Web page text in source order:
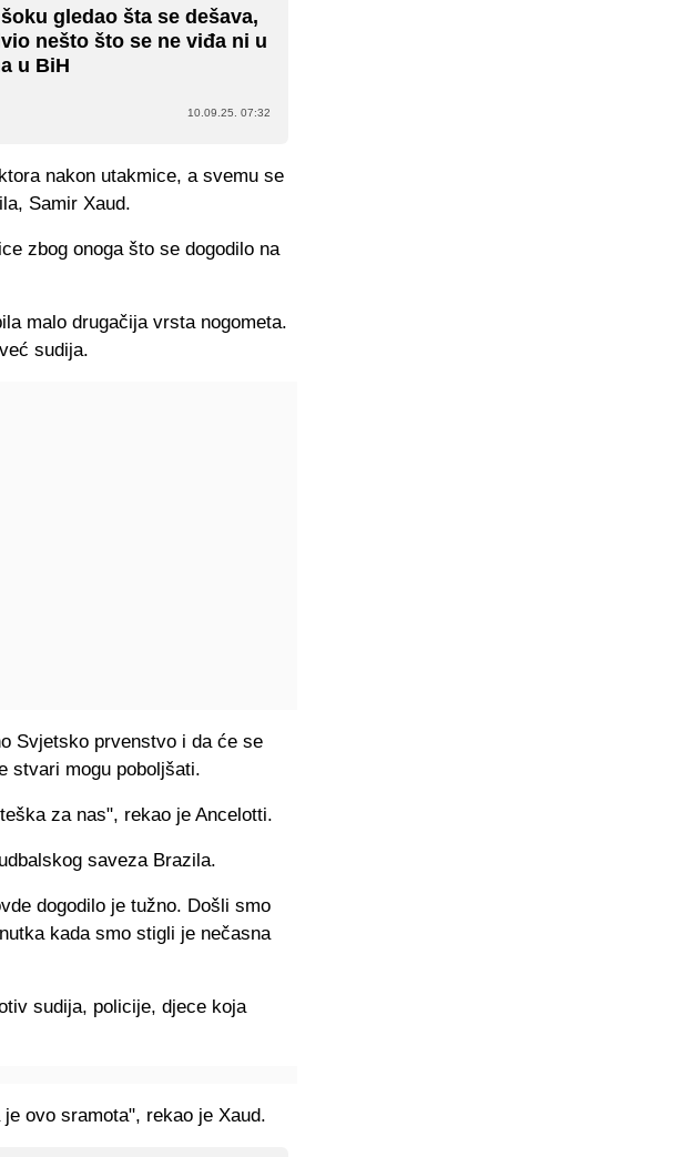
gledao šta se dešava,
nešto što se ne viđa ni u
u BiH
10.09.25. 07:32
nakon utakmice, a svemu se
Samir Xaud.
zbog onoga što se dogodilo na
malo drugačija vrsta nogometa.
sudija.
Svjetsko prvenstvo i da će se
stvari mogu poboljšati.
za nas", rekao je Ancelotti.
saveza Brazila.
dogodilo je tužno. Došli smo
kada smo stigli je nečasna
sudija, policije, djece koja
ovo sramota", rekao je Xaud.